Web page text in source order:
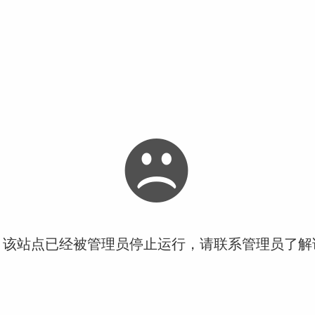
站点已经被管理员停止运行，请联系管理员了